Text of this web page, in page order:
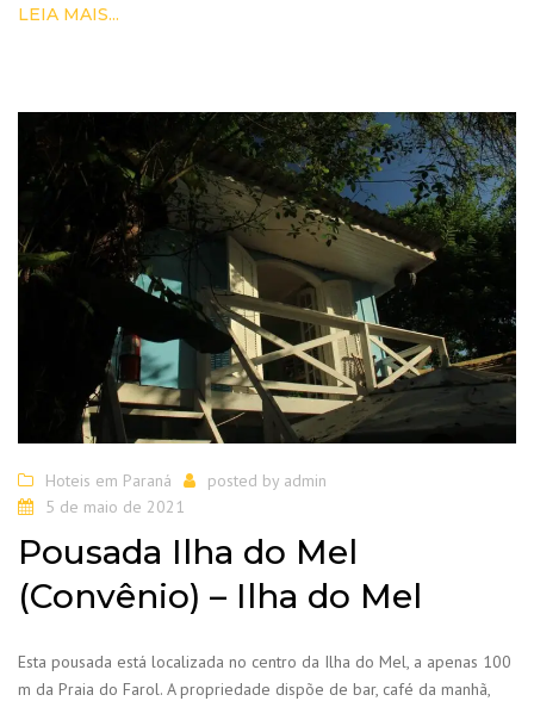
LEIA MAIS...
Hoteis em Paraná posted by admin
5 de maio de 2021
Pousada Ilha do Mel
(Convênio) – Ilha do Mel
Esta pousada está localizada no centro da Ilha do Mel, a apenas 100
m da Praia do Farol. A propriedade dispõe de bar, café da manhã,